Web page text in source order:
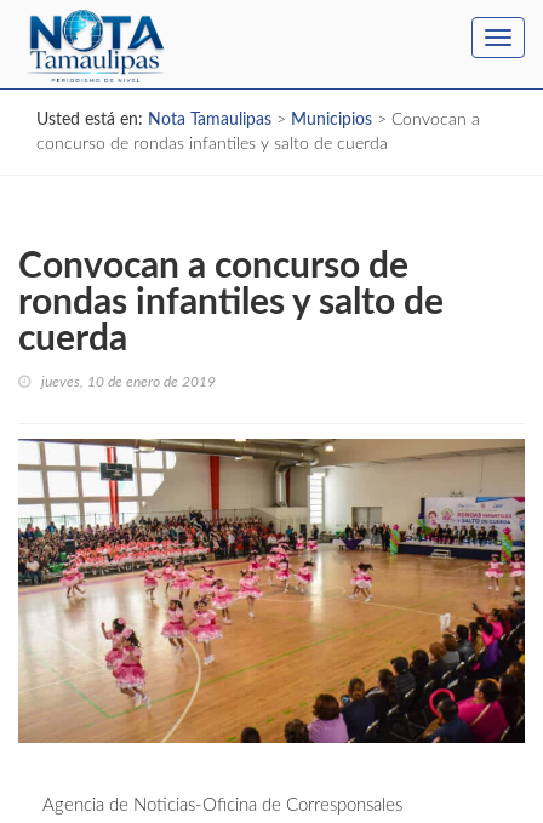
Usted está en: Nota Tamaulipas > Municipios > Convocan a
concurso de rondas infantiles y salto de cuerda
Convocan a concurso de
rondas infantiles y salto de
cuerda
jueves, 10 de enero de 2019
Agencia de Noticias-Oficina de Corresponsales